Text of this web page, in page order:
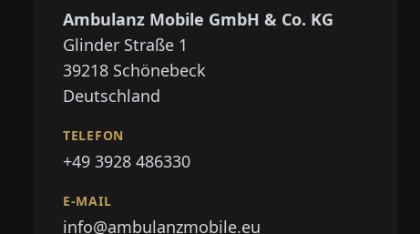
Ambulanz Mobile GmbH & Co. KG
Glinder Straße 1
39218 Schönebeck
Deutschland
TELEFON
+49 3928 486330
E-MAIL
info@ambulanzmobile.eu